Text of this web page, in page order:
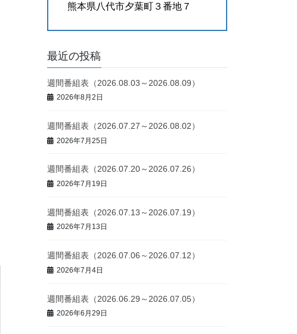
熊本県八代市夕葉町３番地７
最近の投稿
週間番組表（2026.08.03～2026.08.09）
2026年8月2日
週間番組表（2026.07.27～2026.08.02）
2026年7月25日
週間番組表（2026.07.20～2026.07.26）
2026年7月19日
週間番組表（2026.07.13～2026.07.19）
2026年7月13日
週間番組表（2026.07.06～2026.07.12）
2026年7月4日
週間番組表（2026.06.29～2026.07.05）
2026年6月29日